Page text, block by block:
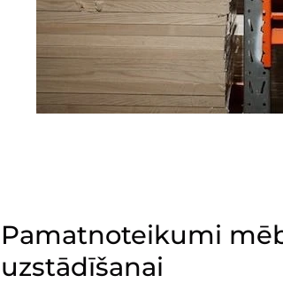
Pamatnoteikumi
uzstādīšanai